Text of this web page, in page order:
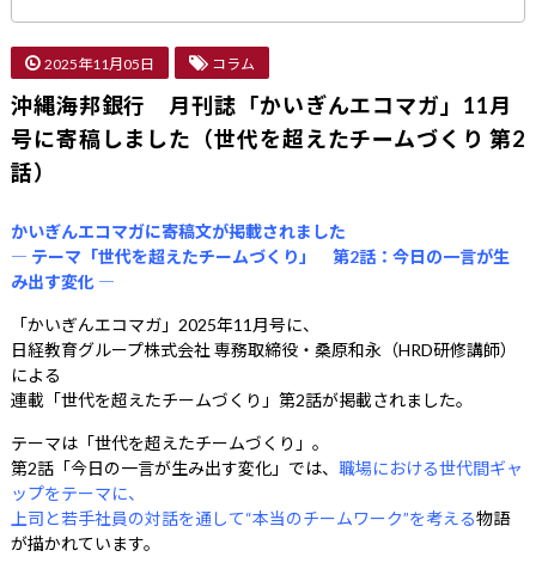
2025年11月05日 コラム
沖縄海邦銀行 月刊誌「かいぎんエコマガ」11月
号に寄稿しました（世代を超えたチームづくり 第2
話）
かいぎんエコマガに寄稿文が掲載されました
― テーマ「世代を超えたチームづくり」 第2話：今日の一言が生
み出す変化 ―
「かいぎんエコマガ」2025年11月号に、
日経教育グループ株式会社 専務取締役・桑原和永（HRD研修講師）
による
連載「世代を超えたチームづくり」第2話が掲載されました。
テーマは「世代を超えたチームづくり」。
第2話「今日の一言が生み出す変化」では、 職場における世代間ギャ
ップをテーマに、
上司と若手社員の対話を通して“本当のチームワーク”を考える物語
が描かれています。